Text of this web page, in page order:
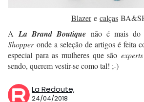
Blazer e calças
ALa Brand Boutique não é mais do
Shopper onde a seleção de artigos é feita
especial para as mulheres que são experts
sendo, querem vestir-se como tal! ;-)
La Redoute,
24/04/2018